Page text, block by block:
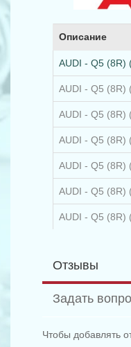
Описание
AUDI - Q5 (8R)
AUDI - Q5 (8R)
AUDI - Q5 (8R)
AUDI - Q5 (8R)
AUDI - Q5 (8R)
AUDI - Q5 (8R)
AUDI - Q5 (8R)
AUDI - Q5 (8R)
AUDI - Q5 (8R)
Отзывы
Задать
Чтобы добавлять